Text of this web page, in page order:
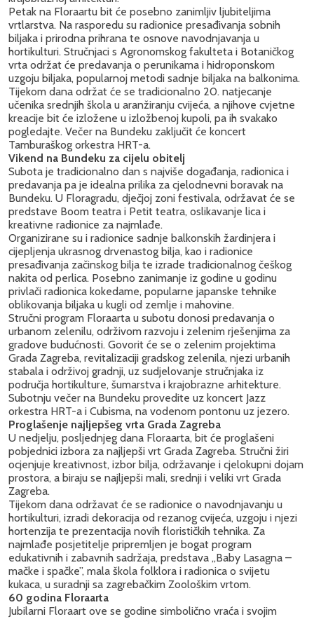
Petak na Floraartu bit će posebno zanimljiv ljubiteljima
vrtlarstva. Na rasporedu su radionice presađivanja sobnih
biljaka i prirodna prihrana te osnove navodnjavanja u
hortikulturi. Stručnjaci s Agronomskog fakulteta i Botaničkog
vrta održat će predavanja o perunikama i hidroponskom
uzgoju biljaka, popularnoj metodi sadnje biljaka na balkonima.
Tijekom dana održat će se tradicionalno 20. natjecanje
učenika srednjih škola u aranžiranju cvijeća, a njihove cvjetne
kreacije bit će izložene u izložbenoj kupoli, pa ih svakako
pogledajte. Večer na Bundeku zaključit će koncert
Tamburaškog orkestra HRT-a.
Vikend na Bundeku za cijelu obitelj
Subota je tradicionalno dan s najviše događanja, radionica i
predavanja pa je idealna prilika za cjelodnevni boravak na
Bundeku. U Floragradu, dječjoj zoni festivala, održavat će se
predstave Boom teatra i Petit teatra, oslikavanje lica i
kreativne radionice za najmlađe.
Organizirane su i radionice sadnje balkonskih žardinjera i
cijepljenja ukrasnog drvenastog bilja, kao i radionice
presađivanja začinskog bilja te izrade tradicionalnog češkog
nakita od perlica. Posebno zanimanje iz godine u godinu
privlači radionica kokedame, popularne japanske tehnike
oblikovanja biljaka u kugli od zemlje i mahovine.
Stručni program Floraarta u subotu donosi predavanja o
urbanom zelenilu, održivom razvoju i zelenim rješenjima za
gradove budućnosti. Govorit će se o zelenim projektima
Grada Zagreba, revitalizaciji gradskog zelenila, njezi urbanih
stabala i održivoj gradnji, uz sudjelovanje stručnjaka iz
područja hortikulture, šumarstva i krajobrazne arhitekture.
Subotnju večer na Bundeku provedite uz koncert Jazz
orkestra HRT-a i Cubisma, na vodenom pontonu uz jezero.
Proglašenje najljepšeg vrta Grada Zagreba
U nedjelju, posljednjeg dana Floraarta, bit će proglašeni
pobjednici izbora za najljepši vrt Grada Zagreba. Stručni žiri
ocjenjuje kreativnost, izbor bilja, održavanje i cjelokupni dojam
prostora, a biraju se najljepši mali, srednji i veliki vrt Grada
Zagreba.
Tijekom dana održavat će se radionice o navodnjavanju u
hortikulturi, izradi dekoracija od rezanog cvijeća, uzgoju i njezi
hortenzija te prezentacija novih florističkih tehnika. Za
najmlađe posjetitelje pripremljen je bogat program
edukativnih i zabavnih sadržaja, predstava „Baby Lasagna –
mačke i spačke”, mala škola folklora i radionica o svijetu
kukaca, u suradnji sa zagrebačkim Zoološkim vrtom.
60 godina Floraarta
Jubilarni Floraart ove se godine simbolično vraća i svojim